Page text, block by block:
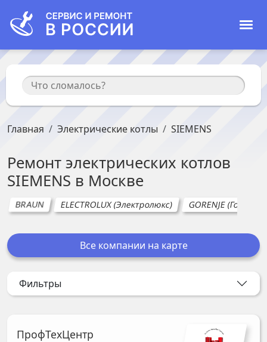
Главная Электрические котлы SIEMENS
Ремонт электрических котлов
SIEMENS в Москве
BRAUN ELECTROLUX (Электролюкс) GORENJE (Горенье)
Все компании на карте
Фильтры
ПрофТехЦентр